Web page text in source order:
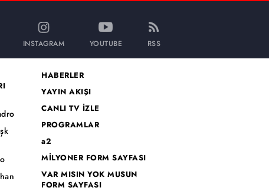
INSTAGRAM YOUTUBE RSS
HABERLER
YAYIN AKIŞI
CANLI TV İZLE
PROGRAMLAR
a2
MİLYONER FORM SAYFASI
VAR MISIN YOK MUSUN
FORM SAYFASI